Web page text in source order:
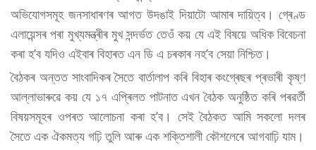
অভিযোগসমূহ জনসাধাৰণৰ আগত উদঙাই দিয়াটো আমাৰ দায়িত্ব। গ্ৰেণ্ড
এলায়েন্সৰ পৰা মুখ্যমন্ত্ৰীৰ মুখ সন্দৰ্ভত তেওঁ কয় যে এই বিষয়ে অধিক বিবেচনা
কৰা হ’ব যদিও এইবাৰ বিহাৰত এন ডি এ চৰকাৰ নহ’ব সেয়া নিশ্চিত।
বৈঠকৰ অন্তত সাংবাদিকৰ সৈতে বাৰ্তালাপ কৰি বিহাৰ কংগ্ৰেছৰ প্ৰভাৰী কৃষ্ণ
আল্লাভাৰুৱে কয় যে ১৭ এপ্ৰিলত পাটনাত এখন বৈঠক অনুষ্ঠিত কৰি পৰৱৰ্তী
বিষয়সমূহৰ ওপৰত আলোচনা কৰা হ’ব। সেই বৈঠকত আমি সকলো দলৰ
সৈতে এক ঐকমত্য গঢ়ি তুলি আৰু এক শক্তিশালী কৌশলেৰে আগবাঢ়ি যাম।